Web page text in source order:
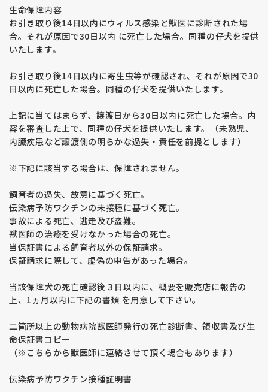
生命保障内容
お引き取り後14日以内にウィルス感染と獣医に診断された場
合。それが原因で30日以内 に死亡した場合。同種の仔犬を提供
いたします。
お引き取り後14日以内に寄生虫等が確認され、それが原因で30
日以内に死亡した場合。同種の仔犬を提供いたします。
上記に当てはまらず、譲渡日から30日以内に死亡した場合。内
容を審査した上で、同種の仔犬を提供いたします。（未熟児、
内臓疾患など譲渡側の明らかな過失・責任を前提とします）
※下記に該当する場合は、保障されません。
飼育者の過失、故意に基づく死亡。
伝染病予防ワクチンの未接種に基づく死亡。
事故による死亡、逃走及び盗難。
獣医師の治療を受けなかった場合の死亡。
当保証書による飼育者以外の保証請求。
保証請求に際して、虚偽の申告があった場合。
当該保障犬の死亡確認後３日以内に、概要を販売店に報告の
上、1ヵ月以内に下記の書類 を用意して下さい。
二箇所以上の動物病院獣医師発行の死亡診断書、領収書及び生
命保証書コピー
（※こちらから獣医師に連絡させて頂く場合もあります）
伝染病予防ワクチン接種証明書